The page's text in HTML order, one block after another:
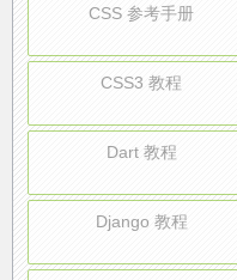
CSS 参考手册
CSS3 教程
Dart 教程
Django 教程